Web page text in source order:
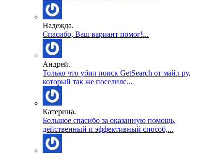
Надежда.
Спасибо, Ваш вариант помог!...
Андрей.
Только что убил поиск GetSearch от майл ру,
который так же поселилс...
Катерина.
Большое спасибо за оказанную помощь,
действенный и эффективный способ,...